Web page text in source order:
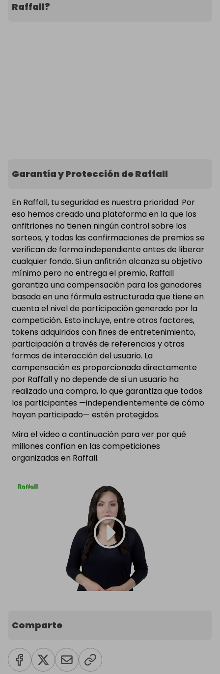
Raffall?
Garantía y Protección de Raffall
En Raffall, tu seguridad es nuestra prioridad. Por
eso hemos creado una plataforma en la que los
anfitriones no tienen ningún control sobre los
sorteos, y todas las confirmaciones de premios se
verifican de forma independiente antes de liberar
cualquier fondo. Si un anfitrión alcanza su objetivo
mínimo pero no entrega el premio, Raffall
garantiza una compensación para los ganadores
basada en una fórmula estructurada que tiene en
cuenta el nivel de participación generado por la
competición. Esto incluye, entre otros factores,
tokens adquiridos con fines de entretenimiento,
participación a través de referencias y otras
formas de interacción del usuario. La
compensación es proporcionada directamente
por Raffall y no depende de si un usuario ha
realizado una compra, lo que garantiza que todos
los participantes —independientemente de cómo
hayan participado— estén protegidos.
Mira el video a continuación para ver por qué
millones confían en las competiciones
organizadas en Raffall.
Comparte